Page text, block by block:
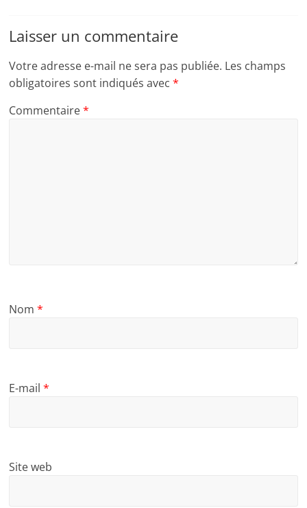
Laisser un commentaire
Votre adresse e-mail ne sera pas publiée. Les champs
obligatoires sont indiqués avec*
Commentaire*
Nom*
E-mail*
Site web